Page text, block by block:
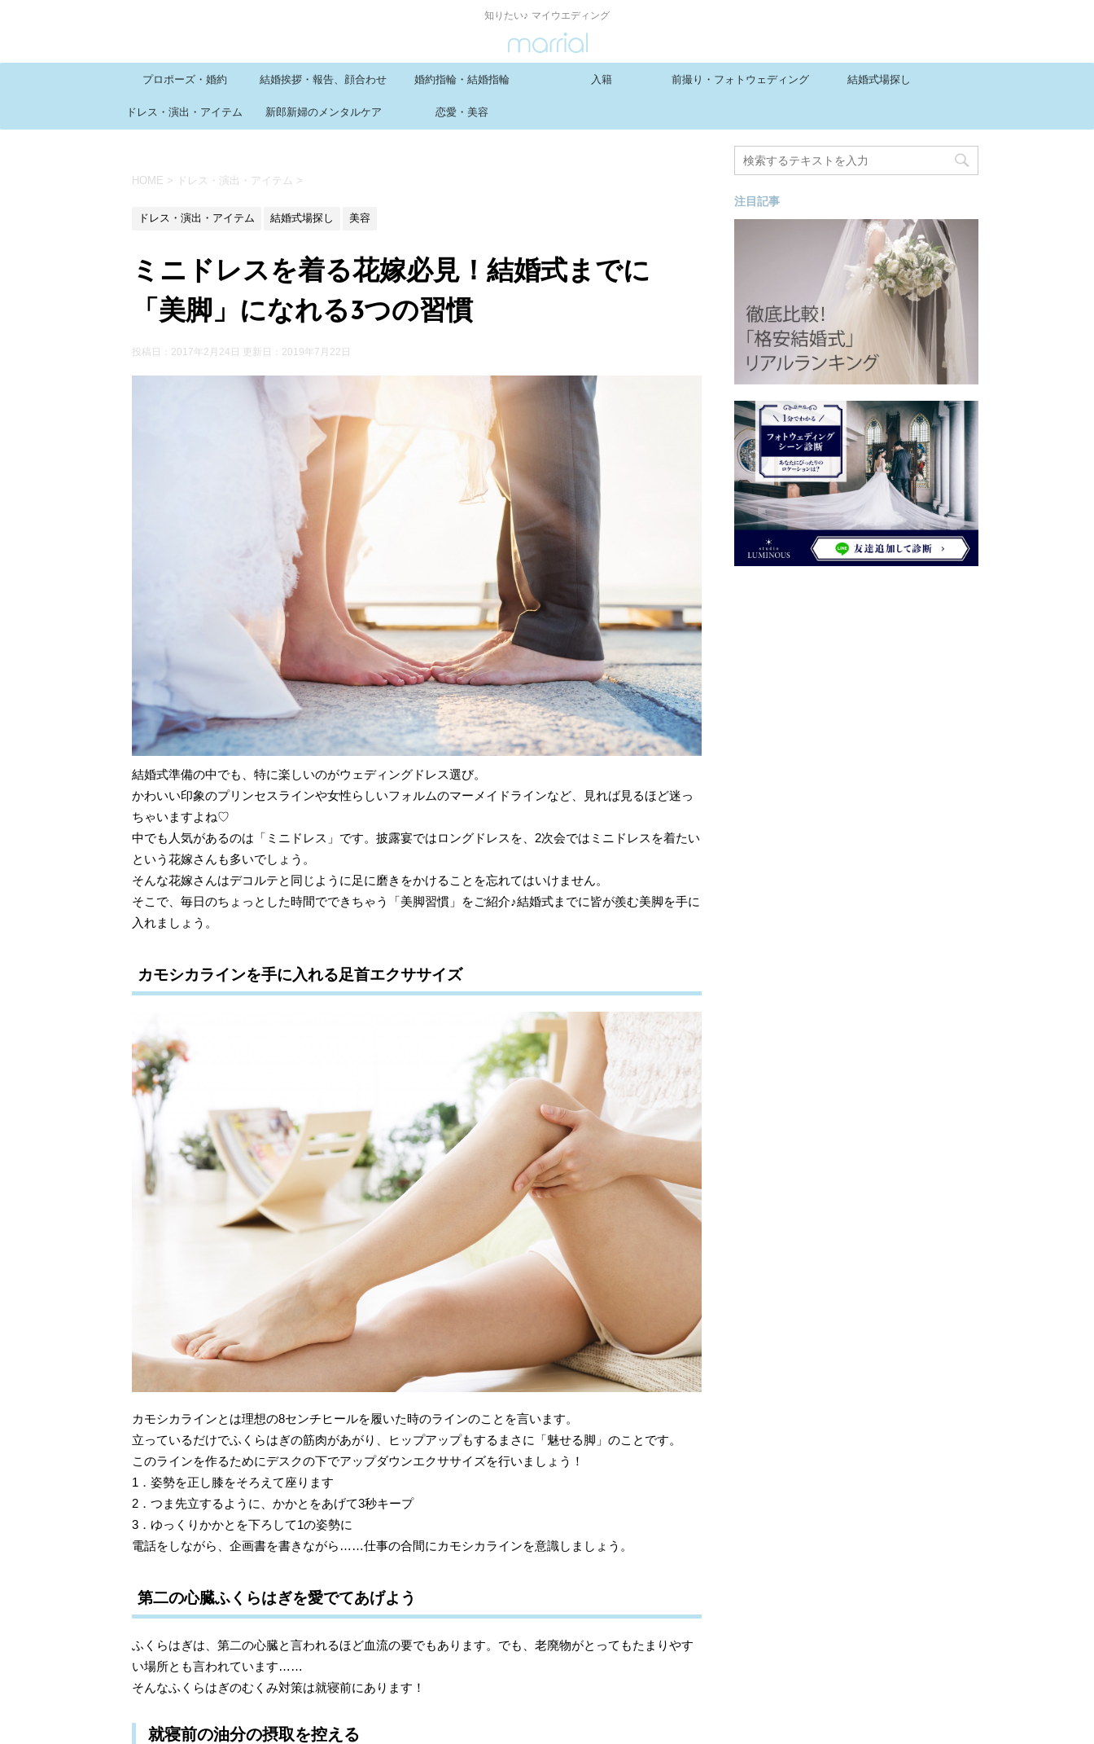
知りたい♪ マイウエディング
プロポーズ・婚約 結婚挨拶・報告、顔合わせ 婚約指輪・結婚指輪 入籍 前撮り・フォトウェディング 結婚式場探し
ドレス・演出・アイテム 新郎新婦のメンタルケア 恋愛・美容
HOME > ドレス・演出・アイテム >
ドレス・演出・アイテム 結婚式場探し 美容
ミニドレスを着る花嫁必見！結婚式までに
「美脚」になれる3つの習慣
投稿日：2017年2月24日 更新日： 2019年7月22日
結婚式準備の中でも、特に楽しいのがウェディングドレス選び。
かわいい印象のプリンセスラインや女性らしいフォルムのマーメイドラインなど、見れば見るほど迷っ
ちゃいますよね♡
中でも人気があるのは「ミニドレス」です。披露宴ではロングドレスを、2次会ではミニドレスを着たい
という花嫁さんも多いでしょう。
そんな花嫁さんはデコルテと同じように足に磨きをかけることを忘れてはいけません。
そこで、毎日のちょっとした時間でできちゃう「美脚習慣」をご紹介♪結婚式までに皆が羨む美脚を手に
入れましょう。
カモシカラインを手に入れる足首エクササイズ
カモシカラインとは理想の8センチヒールを履いた時のラインのことを言います。
立っているだけでふくらはぎの筋肉があがり、ヒップアップもするまさに「魅せる脚」のことです。
このラインを作るためにデスクの下でアップダウンエクササイズを行いましょう！
1．姿勢を正し膝をそろえて座ります
2．つま先立するように、かかとをあげて3秒キープ
3．ゆっくりかかとを下ろして1の姿勢に
電話をしながら、企画書を書きながら……仕事の合間にカモシカラインを意識しましょう。
第二の心臓ふくらはぎを愛でてあげよう
ふくらはぎは、第二の心臓と言われるほど血流の要でもあります。でも、老廃物がとってもたまりやす
い場所とも言われています……
そんなふくらはぎのむくみ対策は就寝前にあります！
就寝前の油分の摂取を控える
注目記事